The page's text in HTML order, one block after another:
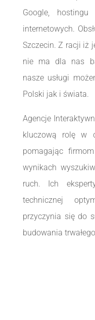
Google,
internetowych.
Szczecin. Z racji iż
nie ma dla nas
nasze usługi
Polski jak i świata.
Agencje
kluczową rolę w
pomagając
wynikach
ruch. Ich
technicznej
przyczynia się do
budowania